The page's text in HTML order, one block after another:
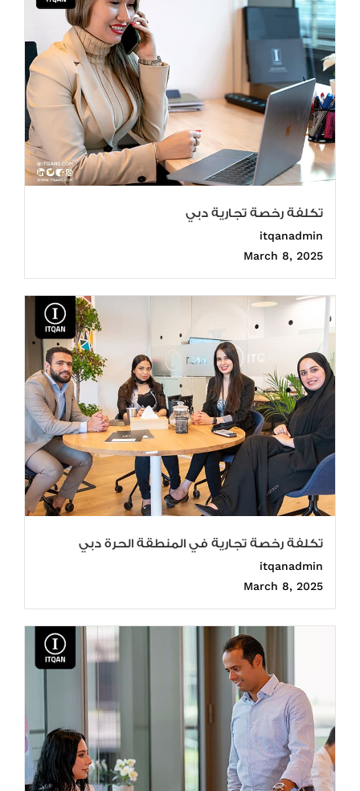
تكلفة رخصة تجارية دبي
itqanadmin
March 8, 2025
تكلفة رخصة تجارية في المنطقة الحرة دبي
itqanadmin
March 8, 2025